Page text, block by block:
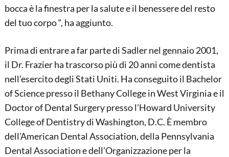
bocca è la finestra per la salute e il benessere del resto
del tuo corpo “, ha aggiunto.
Prima di entrare a far parte di Sadler nel gennaio 2001,
il Dr. Frazier ha trascorso più di 20 anni come dentista
nell’esercito degli Stati Uniti. Ha conseguito il Bachelor
of Science presso il Bethany College in West Virginia e il
Doctor of Dental Surgery presso l’Howard University
College of Dentistry di Washington, D.C. È membro
dell’American Dental Association, della Pennsylvania
Dental Association e dell’Organizzazione per la